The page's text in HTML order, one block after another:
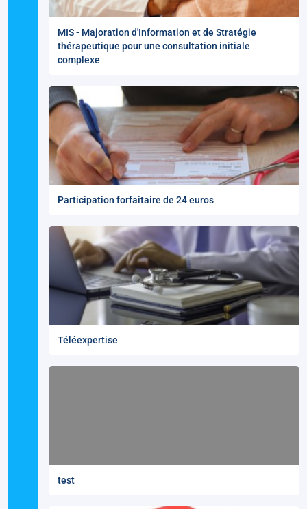
MIS - Majoration d'Information et de Stratégie
thérapeutique pour une consultation initiale
complexe
Participation forfaitaire de 24 euros
Téléexpertise
test